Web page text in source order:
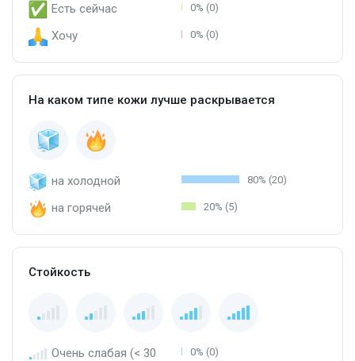
Есть сейчас 0% (0)
Хочу 0% (0)
На каком типе кожи лучше раскрывается
на холодной 80% (20)
на горячей 20% (5)
Стойкость
Очень слабая (< 30
0% (0)